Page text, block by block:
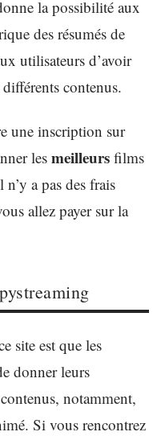
la possibilité aux
des résumés de
utilisateurs d’avoir
contenus.
une inscription sur
les meilleurs films
a pas des frais
allez payer sur la
site est que les
donner leurs
notamment,
Si vous rencontrez